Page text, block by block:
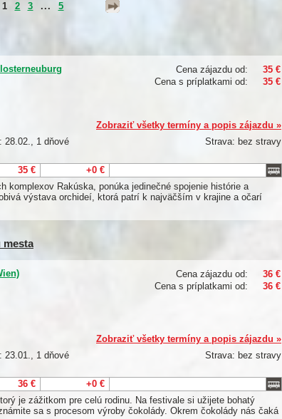
1 2 3 ... 5
Cena zájazdu od:
35 €
Cena s príplatkami od:
35 €
Zobraziť všetky termíny a popis zájazdu »
28.02., 1 dňové Strava: bez stravy
35 €
+0 €
komplexov Rakúska, ponúka jedinečné spojenie histórie a
výstava orchideí, ktorá patrí k najväčším v krajine a očarí
mesta
Cena zájazdu od:
36 €
Cena s príplatkami od:
36 €
Zobraziť všetky termíny a popis zájazdu »
23.01., 1 dňové Strava: bez stravy
36 €
+0 €
je zážitkom pre celú rodinu. Na festivale si užijete bohatý
sa s procesom výroby čokolády. Okrem čokolády nás čaká